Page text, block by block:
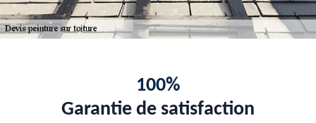
100%
Garantie de satisfaction